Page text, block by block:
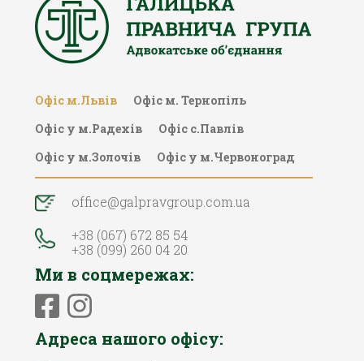
Офіс м.Львів
Офіc м. Тернопіль
Офіс у м.Радехів
Офіс с.Павлів
Офіс у м.Золочів
Офіс у м.Червоноград
office@galpravgroup.com.ua
+38 (067) 672 85 54
+38 (099) 260 04 20
Ми в соцмережах:
Адреса нашого офісу: